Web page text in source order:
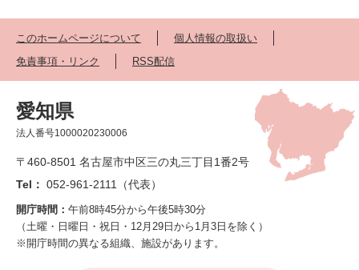
このホームページについて
個人情報の取扱い
免責事項・リンク
RSS配信
愛知県
法人番号1000020230006
〒460-8501 名古屋市中区三の丸三丁目1番2号
Tel： 052-961-2111（代表）
開庁時間： 午前8時45分から午後5時30分
（土曜・日曜日・祝日・12月29日から1月3日を除く）
※開庁時間の異なる組織、施設があります。